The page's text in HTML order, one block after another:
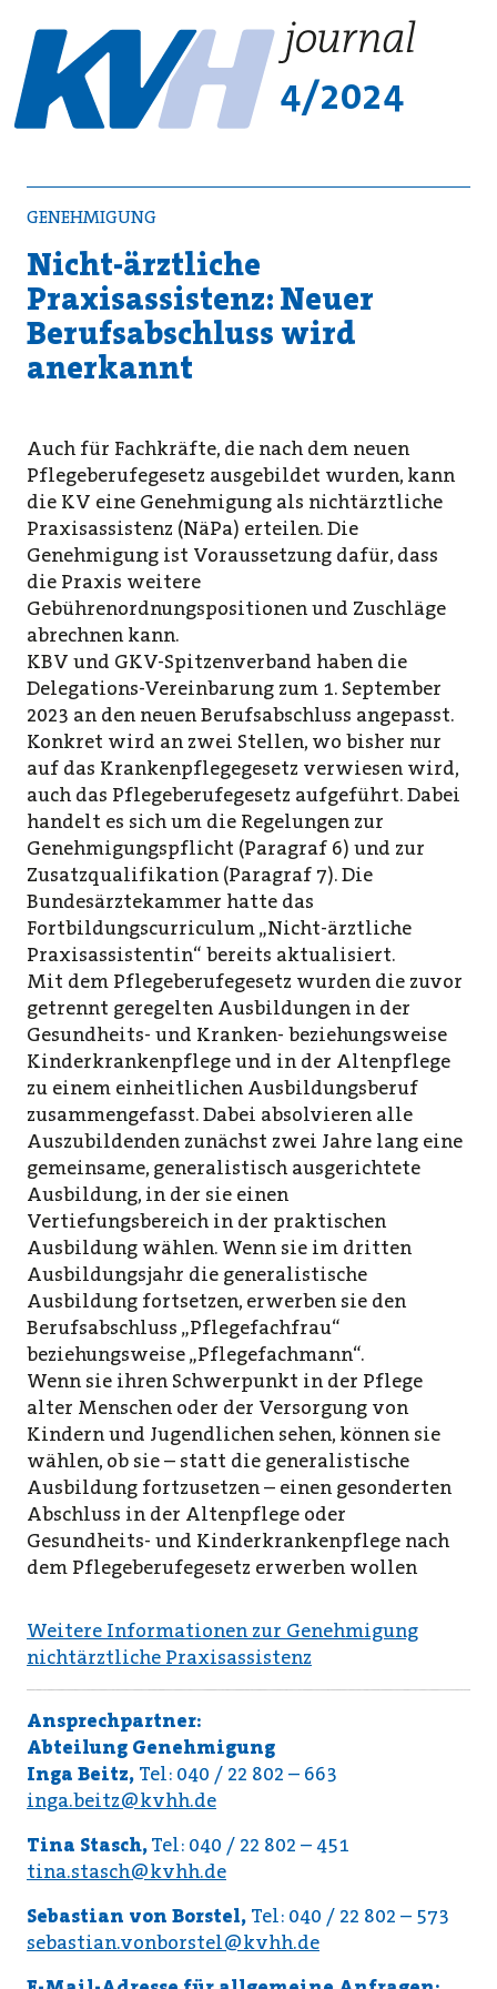
4/2024
Nicht-ärztliche
Praxisassistenz: Neuer
Berufsabschluss wird
anerkannt
GENEHMIGUNG
Auch für Fachkräfte, die nach dem neuen
Pflegeberufegesetz ausgebildet wurden, kann
die KV eine Genehmigung als nichtärztliche
Praxisassistenz (NäPa) erteilen. Die
Genehmigung ist Voraussetzung dafür, dass
die Praxis weitere
Gebührenordnungspositionen und Zuschläge
abrechnen kann.
KBV und GKV-Spitzenverband haben die
Delegations-Vereinbarung zum 1. September
2023 an den neuen Berufsabschluss angepasst.
Konkret wird an zwei Stellen, wo bisher nur
auf das Krankenpflegegesetz verwiesen wird,
auch das Pflegeberufegesetz aufgeführt. Dabei
handelt es sich um die Regelungen zur
Genehmigungspflicht (Paragraf 6) und zur
Zusatzqualifikation (Paragraf 7). Die
Bundesärztekammer hatte das
Fortbildungscurriculum „Nicht-ärztliche
Praxisassistentin“ bereits aktualisiert.
Mit dem Pflegeberufegesetz wurden die zuvor
getrennt geregelten Ausbildungen in der
Gesundheits- und Kranken- beziehungsweise
Kinderkrankenpflege und in der Altenpflege
zu einem einheitlichen Ausbildungsberuf
zusammengefasst. Dabei absolvieren alle
Auszubildenden zunächst zwei Jahre lang eine
gemeinsame, generalistisch ausgerichtete
Ausbildung, in der sie einen
Vertiefungsbereich in der praktischen
Ausbildung wählen. Wenn sie im dritten
Ausbildungsjahr die generalistische
Ausbildung fortsetzen, erwerben sie den
Berufsabschluss „Pflegefachfrau“
beziehungsweise „Pflegefachmann“.
Wenn sie ihren Schwerpunkt in der Pflege
alter Menschen oder der Versorgung von
Kindern und Jugendlichen sehen, können sie
wählen, ob sie – statt die generalistische
Ausbildung fortzusetzen – einen gesonderten
Abschluss in der Altenpflege oder
Gesundheits- und Kinderkrankenpflege nach
dem Pflegeberufegesetz erwerben wollen
Weitere Informationen zur Genehmigung
nichtärztliche Praxisassistenz
Ansprechpartner:
Abteilung Genehmigung
Inga Beitz, Tel: 040 / 22 802 – 663
inga.beitz@kvhh.de
Tina Stasch,Tel: 040 / 22 802 – 451
tina.stasch@kvhh.de
Sebastian von Borstel, Tel: 040 / 22 802 – 573
sebastian.vonborstel@kvhh.de